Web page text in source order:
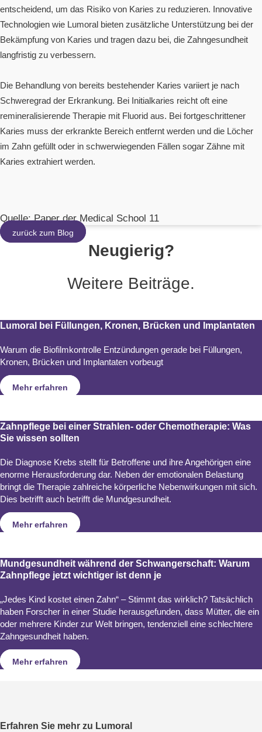
entscheidend, um das Risiko von Karies zu reduzieren. Innovative
Technologien wie Lumoral bieten zusätzliche Unterstützung bei der
Bekämpfung von Karies und tragen dazu bei, die Zahngesundheit
langfristig zu verbessern.
Die Behandlung von bereits bestehender Karies variiert je nach
Schweregrad der Erkrankung. Bei Initialkaries reicht oft eine
remineralisierende Therapie mit Fluorid aus. Bei fortgeschrittener
Karies muss der erkrankte Bereich entfernt werden und die Löcher
im Zahn gefüllt oder in schwerwiegenden Fällen sogar Zähne mit
Karies extrahiert werden.
Quelle: Paper der Medical School 11
zurück zum Blog
Neugierig?
Weitere Beiträge.
Lumoral bei Füllungen, Kronen, Brücken und Implantaten
Warum die Biofilmkontrolle Entzündungen gerade bei Füllungen,
Kronen, Brücken und Implantaten vorbeugt
Mehr erfahren
Zahnpflege bei einer Strahlen- oder Chemotherapie: Was
Sie wissen sollten
Die Diagnose Krebs stellt für Betroffene und ihre Angehörigen eine
enorme Herausforderung dar. Neben der emotionalen Belastung
bringt die Therapie zahlreiche körperliche Nebenwirkungen mit sich.
Dies betrifft auch betrifft die Mundgesundheit.
Mehr erfahren
Mundgesundheit während der Schwangerschaft: Warum
Zahnpflege jetzt wichtiger ist denn je
„Jedes Kind kostet einen Zahn“ – Stimmt das wirklich? Tatsächlich
haben Forscher in einer Studie herausgefunden, dass Mütter, die ein
oder mehrere Kinder zur Welt bringen, tendenziell eine schlechtere
Zahngesundheit haben.
Mehr erfahren
Erfahren Sie mehr zu Lumoral